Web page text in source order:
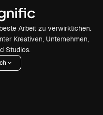
Arbeit zu verwirklichen.
Kreativen, Unternehmen,
Studios.